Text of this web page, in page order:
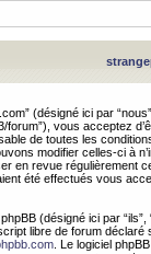
(désigné ici par
forum”), vous acceptez
de toutes les
modifier celles-ci à
en revue régulièrement
été effectués vous
(désigné ici par “ils”,
libre de forum déclaré
. Le logiciel